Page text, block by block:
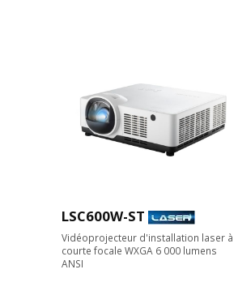
LSC600W-ST
Vidéoprojecteur d'installation laser à
courte focale WXGA 6 000 lumens
ANSI